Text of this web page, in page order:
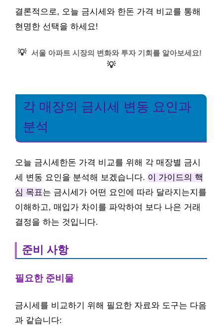
결론적으로, 오늘 금시세와 한돈 가격 비교를 통해
현명한 선택을 하세요!
💡 서울 아파트 시장의 변화와 투자 기회를 알아보세요!
💡
각 매장의 금시세 변동 요인과
분석
오늘 금시세한돈 가격 비교를 위해 각 매장별 금시
세 변동 요인을 분석해 보겠습니다. 이 가이드의 핵
심 목표는 금시세가 어떤 요인에 따라 달라지는지를
이해하고, 매입가 차이를 파악하여 보다 나은 거래
결정을 하는 것입니다.
준비 사항
필요한 준비물
금시세를 비교하기 위해 필요한 자료와 도구는 다음
과 같습니다: